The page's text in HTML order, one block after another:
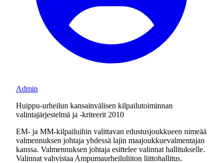
Admin
Huippu-urheilun kansainvälisen kilpailutoiminnan
valintajärjestelmä ja -kriteerit 2010
EM- ja MM-kilpailuihin valittavan edustusjoukkueen nimeää
valmennuksen johtaja yhdessä lajin maajoukkuevalmentajan
kanssa. Valmennuksen johtaja esittelee valinnat hallitukselle.
Valinnat vahvistaa Ampumaurheiluliiton liittohallitus.